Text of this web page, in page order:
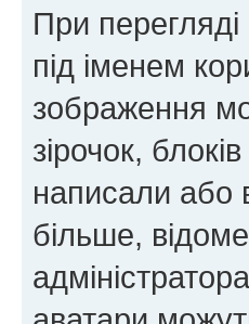
При
під іменем
зображення
зірочок,
написали або
більше,